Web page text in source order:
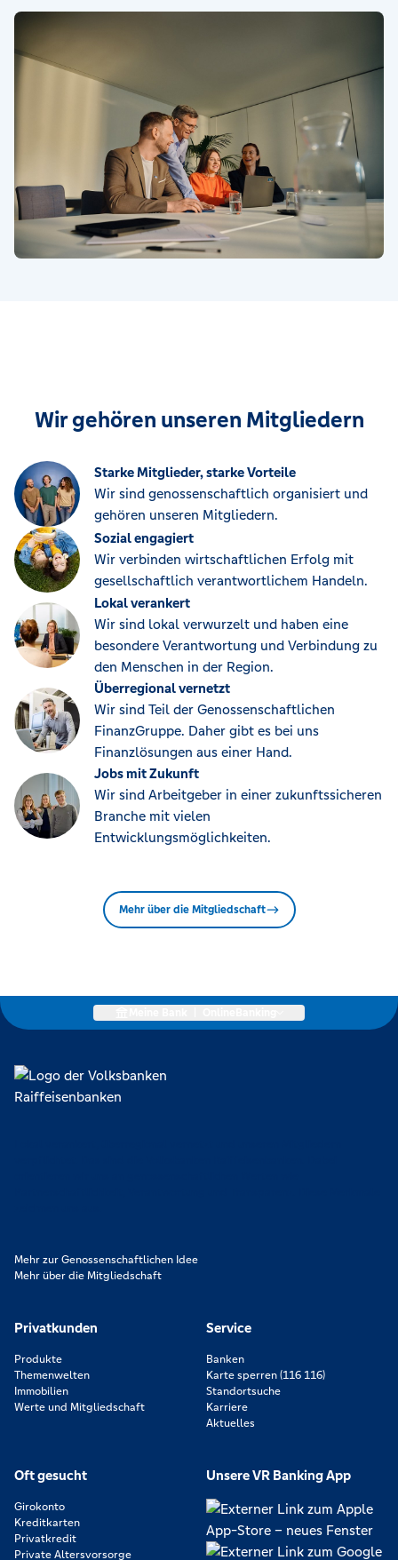
Wir gehören unseren Mitgliedern
Starke Mitglieder, starke Vorteile
Wir sind genossenschaftlich organisiert und
gehören unseren Mitgliedern.
Sozial engagiert
Wir verbinden wirtschaftlichen Erfolg mit
gesellschaftlich verantwortlichem Handeln.
Lokal verankert
Wir sind lokal verwurzelt und haben eine
besondere Verantwortung und Verbindung zu
den Menschen in der Region.
Überregional vernetzt
Wir sind Teil der Genossenschaftlichen
FinanzGruppe. Daher gibt es bei uns
Finanzlösungen aus einer Hand.
Jobs mit Zukunft
Wir sind Arbeitgeber in einer zukunftssicheren
Branche mit vielen
Entwicklungsmöglichkeiten.
Mehr über die Mitgliedschaft
Mehr zur Genossenschaftlichen Idee
Mehr über die Mitgliedschaft
Privatkunden
Produkte
Themenwelten
Immobilien
Werte und Mitgliedschaft
Service
Banken
Karte sperren (116 116)
Standortsuche
Karriere
Aktuelles
Oft gesucht
Girokonto
Kreditkarten
Privatkredit
Private Altersvorsorge
Unsere VR Banking App